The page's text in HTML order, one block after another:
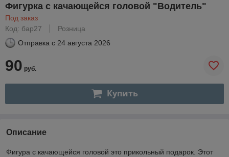
Фигурка с качающейся головой "Водитель"
Под заказ
Код: бар27
Розница
Отправка с 24 августа 2026
90 руб.
Купить
Описание
Фигура с качающейся головой это прикольный подарок. Этот